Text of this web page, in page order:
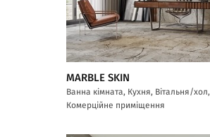
MARBLE SKIN
Ванна кімната, Кухня, Вітальня/хол,
Комерційне приміщення